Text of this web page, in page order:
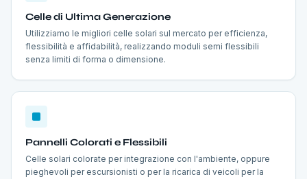
Celle di Ultima Generazione
Utilizziamo le migliori celle solari sul mercato per efficienza,
flessibilità e affidabilità, realizzando moduli semi flessibili
senza limiti di forma o dimensione.
Pannelli Colorati e Flessibili
Celle solari colorate per integrazione con l'ambiente, oppure
pieghevoli per escursionisti o per la ricarica di veicoli per la